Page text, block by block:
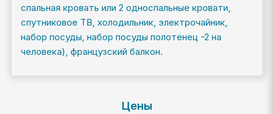
спальная кровать или 2 односпальные кровати,
спутниковое ТВ, холодильник, электрочайник,
набор посуды, набор посуды полотенец -2 на
человека), французский балкон.
Цены